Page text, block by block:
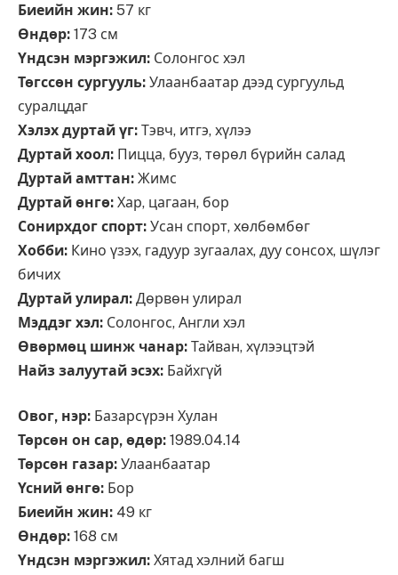
Биеийн жин: 57 кг
Өндөр: 173 см
Үндсэн мэргэжил: Солонгос хэл
Төгссөн сургууль: Улаанбаатар дээд сургуульд
суралцдаг
Хэлэх дуртай үг: Тэвч, итгэ, хүлээ
Дуртай хоол: Пицца, бууз, төрөл бүрийн салад
Дуртай амттан: Жимс
Дуртай өнгө: Хар, цагаан, бор
Сонирхдог спорт: Усан спорт, хөлбөмбөг
Хобби: Кино үзэх, гадуур зугаалах, дуу сонсох, шүлэг
бичих
Дуртай улирал: Дөрвөн улирал
Мэддэг хэл: Солонгос, Англи хэл
Өвөрмөц шинж чанар: Тайван, хүлээцтэй
Найз залуутай эсэх: Байхгүй
Овог, нэр: Базарсүрэн Хулан
Төрсөн он сар, өдөр: 1989.04.14
Төрсөн газар: Улаанбаатар
Үсний өнгө: Бор
Биеийн жин: 49 кг
Өндөр: 168 см
Үндсэн мэргэжил: Хятад хэлний багш